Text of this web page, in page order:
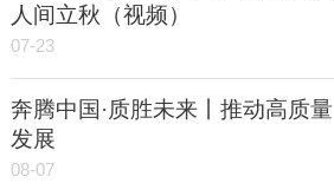
人间立秋（视频）
07-23
奔腾中国·质胜未来丨推动高质量
发展
08-07